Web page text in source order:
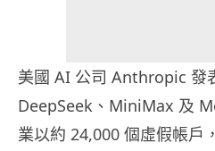
美國 AI 公司 Anthropic 發
DeepSeek、MiniMax 及
業以約 24,000 個虛假帳戶